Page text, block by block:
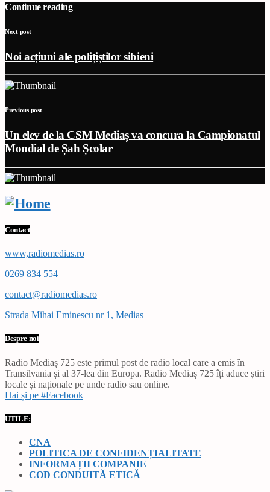
Continue reading
Next post
Noi acțiuni ale polițiștilor sibieni
Previous post
Un elev de la CSM Mediaș va concura la Campionatul
Mondial de Șah Școlar
Contact
www,radiomedias.ro
0269 834 554
contact@radiomedias.ro
Strada Mihai Eminescu nr 1, Medias
Despre noi
Radio Mediaș 725 este primul post de radio local care a emis în
Transilvania și al 37-lea din Europa. Radio Mediaș 725 îți aduce știri
locale și naționale pe unde radio sau online.
Hai și pe #Facebook
UTILE:
CNA
POLITICA DE CONFIDENȚIALITATE
INFORMAȚII COMPANIE
COD CONDUITĂ ETICĂ